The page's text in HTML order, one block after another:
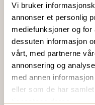
Vi bruker
annonser et personlig
mediefunksjoner og
dessuten informasjon
vårt, med partnerne
annonsering og
med annen
eller som de har
VIL DU VITE MER OM
Ta kontakt med en av
post til
Ta kontakt